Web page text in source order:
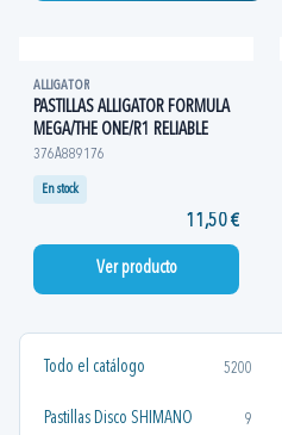
Todo el catálogo 5200
Pastillas Disco SHIMANO 9
ALLIGATOR
PASTILLAS ALLIGATOR FORMULA
MEGA/THE ONE/R1 RELIABLE
376A889176
En stock
11,50 €
Ver producto